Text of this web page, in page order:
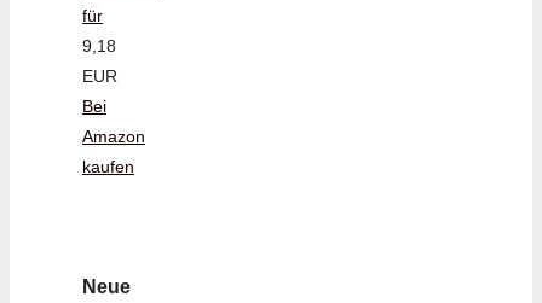
für
9,18
EUR
Bei
Amazon
kaufen
Neue